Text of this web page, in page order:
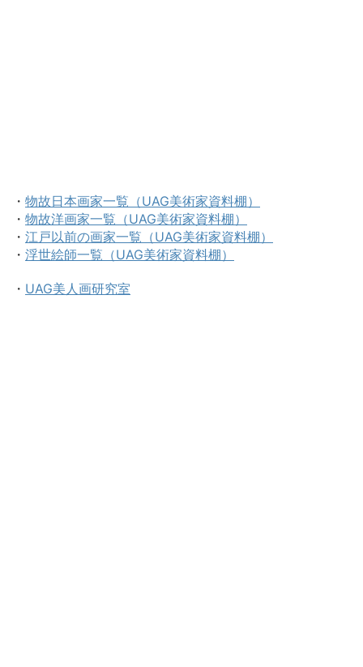
・ 物故日本画家一覧（UAG美術家資料棚）
・ 物故洋画家一覧（UAG美術家資料棚）
・ 江戸以前の画家一覧（UAG美術家資料棚）
・ 浮世絵師一覧（UAG美術家資料棚）
・ UAG美人画研究室